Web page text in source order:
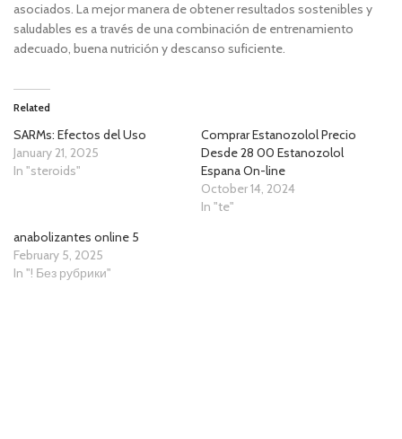
asociados. La mejor manera de obtener resultados sostenibles y
saludables es a través de una combinación de entrenamiento
adecuado, buena nutrición y descanso suficiente.
Related
SARMs: Efectos del Uso
January 21, 2025
In "steroids"
Comprar Estanozolol Precio
Desde 28 00 Estanozolol
Espana On-line
October 14, 2024
In "te"
ana­bo­lizan­tes onli­ne 5
February 5, 2025
In "! Без рубрики"